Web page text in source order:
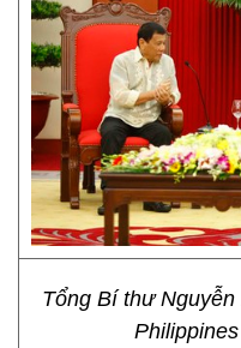
Tổng Bí thư